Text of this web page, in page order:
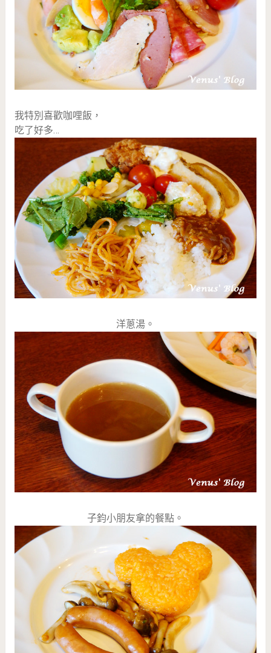
我特別喜歡咖哩飯，
吃了好多…
洋蔥湯。
子鈞小朋友拿的餐點。